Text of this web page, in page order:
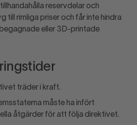
reservdelar och
till rimliga priser och får inte hindra
eller 3D-printade
träder i kraft.
måste ha infört
åtgärder för att följa direktivet.